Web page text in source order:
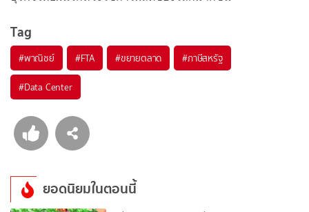
Tag
#พาณิชย์ #FTA #ขยายตลาด #ภาษีสหรัฐ
#Data Center
ยอดนิยมในตอนนี้